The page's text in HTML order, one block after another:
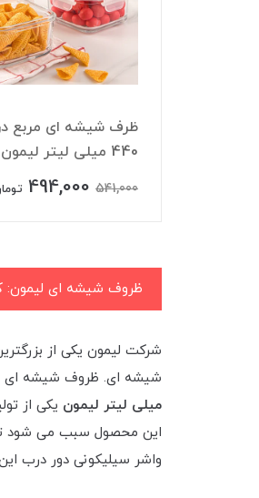
ظرف شیشه ای مربع
440 میلی لیتر لیمون
541,000
494,000
ظروف شیشه ای لیمون:
شرکت لیمون یکی از
شیشه ای. ظروف شیشه ای
میلی لیتر لیمون
واشر سیلیکونی دور درب